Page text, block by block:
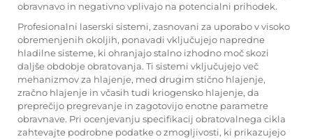
obravnavo in negativno vplivajo na potencialni prihodek.
Profesionalni laserski sistemi, zasnovani za uporabo v visoko
obremenjenih okoljih, ponavadi vključujejo napredne
hladilne sisteme, ki ohranjajo stalno izhodno moč skozi
daljše obdobje obratovanja. Ti sistemi vključujejo več
mehanizmov za hlajenje, med drugim stično hlajenje,
zračno hlajenje in včasih tudi kriogensko hlajenje, da
preprečijo pregrevanje in zagotovijo enotne parametre
obravnave. Pri ocenjevanju specifikacij obratovalnega cikla
zahtevajte podrobne podatke o zmogljivosti, ki prikazujejo